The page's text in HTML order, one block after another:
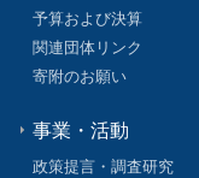
予算および決算
関連団体リンク
寄附のお願い
事業・活動
政策提言・調査研究